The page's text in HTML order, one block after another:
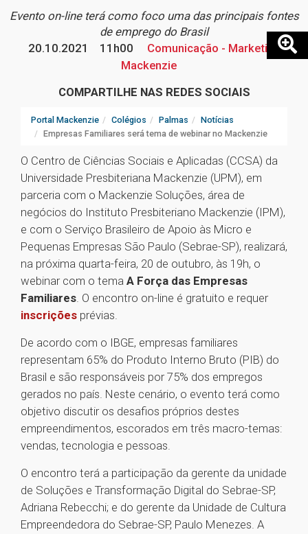
Evento on-line terá como foco uma das principais fontes
de emprego do Brasil
20.10.2021
11h00
Comunicação - Marketing
Mackenzie
COMPARTILHE NAS REDES SOCIAIS
Portal Mackenzie Colégios Palmas
Notícias
Empresas Familiares será tema de webinar no Mackenzie
O Centro de Ciências Sociais e Aplicadas (CCSA) da
Universidade Presbiteriana Mackenzie (UPM), em
parceria com o Mackenzie Soluções, área de
negócios do Instituto Presbiteriano Mackenzie (IPM),
e com o Serviço Brasileiro de Apoio às Micro e
Pequenas Empresas São Paulo (Sebrae-SP), realizará,
na próxima quarta-feira, 20 de outubro, às 19h, o
webinar com o tema A Força das Empresas
Familiares. O encontro on-line é gratuito e requer
inscrições prévias.
De acordo com o IBGE, empresas familiares
representam 65% do Produto Interno Bruto (PIB) do
Brasil e são responsáveis por 75% dos empregos
gerados no país. Neste cenário, o evento terá como
objetivo discutir os desafios próprios destes
empreendimentos, escorados em três macro-temas:
vendas, tecnologia e pessoas.
O encontro terá a participação da gerente da unidade
de Soluções e Transformação Digital do Sebrae-SP,
Adriana Rebecchi; e do gerente da Unidade de Cultura
Empreendedora do Sebrae-SP, Paulo Menezes. A